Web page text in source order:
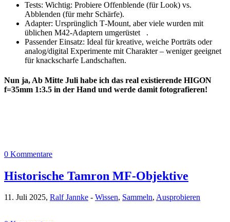
Tests: Wichtig: Probiere Offenblende (für Look) vs.
Abblenden (für mehr Schärfe).
Adapter: Ursprünglich T‑Mount, aber viele wurden mit
üblichen M42-Adaptern umgerüstet .
Passender Einsatz: Ideal für kreative, weiche Porträts oder
analog/digital Experimente mit Charakter – weniger geeignet
für knackscharfe Landschaften.
Nun ja, Ab Mitte Juli habe ich das real existierende HIGON
f=35mm 1:3.5 in der Hand und werde damit fotografieren!
0 Kommentare
Historische Tamron MF-Objektive
11. Juli 2025, Ralf Jannke - Wissen, Sammeln, Ausprobieren